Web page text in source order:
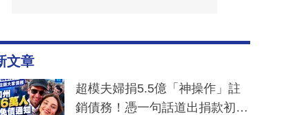
文章
超模夫婦捐5.5億「神操作」註
銷債務！憑一句話道出捐款初